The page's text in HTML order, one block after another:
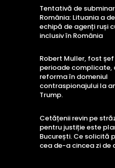
Tentativă de
România: Lituania a
echipă de agenți ruși
inclusiv în România
Robert Muller, fost șef
perioade complicate,
reforma în domeniul
contraspionajului la
Trump.
Cetățenii revin pe
pentru justiție este
București. Ce solicită
cea de-a cincea zi de